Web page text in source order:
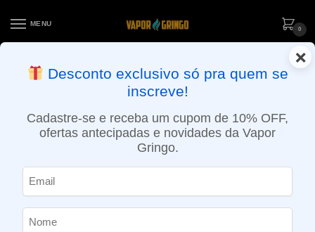
MENU
0
ENTREGA NO MESMO DIA EM SÃO PAULO (SEG A SEX): PEDIDOS
APROVADOS ATÉ 15:30 VIA MOTOBOY
×
Desconto exclusivo só pra quem se
inscreve!
Cadastre-se e receba um cupom de 10% OFF,
ofertas antecipadas e novidades da Vapor
Gringo.